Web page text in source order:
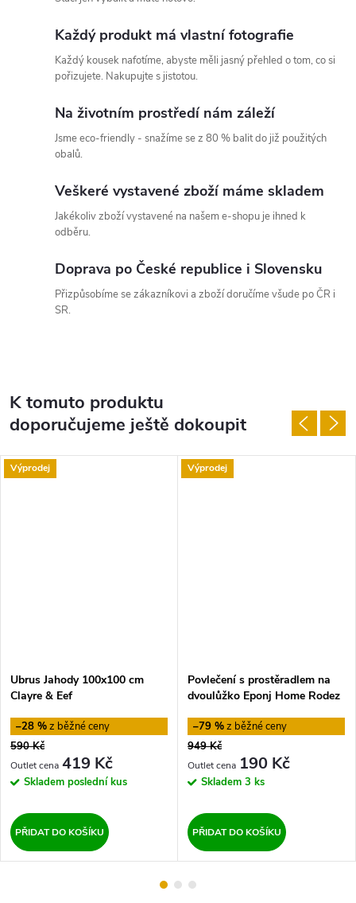
Každý produkt má vlastní fotografie
Každý kousek nafotíme, abyste měli jasný přehled o tom, co si
pořizujete. Nakupujte s jistotou.
Na životním prostředí nám záleží
Jsme eco-friendly - snažíme se z 80 % balit do již použitých
obalů.
Veškeré vystavené zboží máme skladem
Jakékoliv zboží vystavené na našem e-shopu je ihned k
odběru.
Doprava po České republice i Slovensku
Přizpůsobíme se zákazníkovi a zboží doručíme všude po ČR i
SR.
K tomuto produktu
doporučujeme ještě dokoupit
Výprodej
Ubrus Jahody 100x100 cm
Clayre & Eef
–28 %
590 Kč
419 Kč
Skladem poslední kus
PŘIDAT DO KOŠÍKU
Výprodej
Povlečení s prostěradlem na
dvoulůžko Eponj Home Rodez
–79 %
949 Kč
190 Kč
Skladem 3 ks
PŘIDAT DO KOŠÍKU